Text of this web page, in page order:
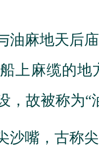
麻地天后庙
上麻缆的
，故被称为“
嘴，古称尖